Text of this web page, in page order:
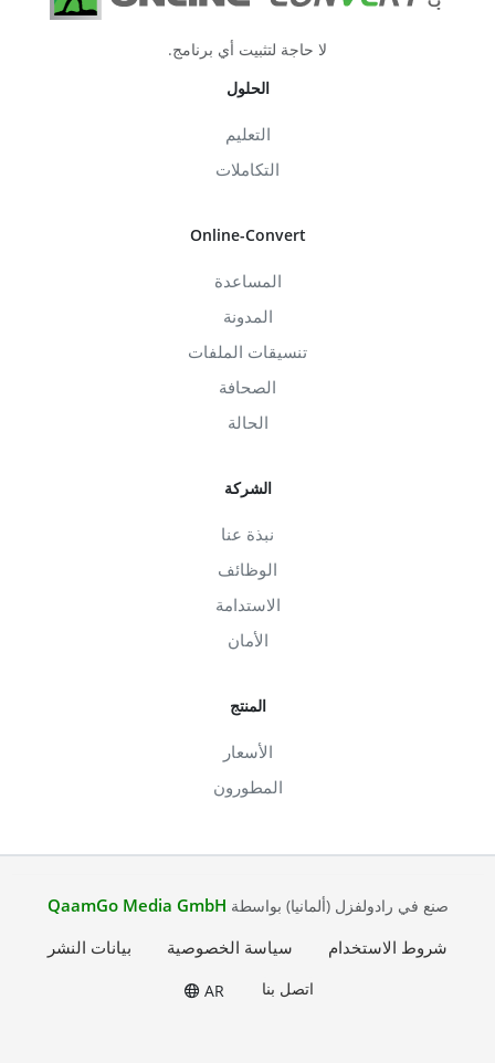
لا حاجة لتثبيت أي برنامج.
الحلول
التعليم
التكاملات
Online-Convert
المساعدة
المدونة
تنسيقات الملفات
الصحافة
الحالة
الشركة
نبذة عنا
الوظائف
الاستدامة
الأمان
المنتج
الأسعار
المطورون
صنع في رادولفزل (ألمانيا) بواسطة QaamGo Media GmbH
شروط الاستخدام
سياسة الخصوصية بيانات النشر
اتصل بنا AR